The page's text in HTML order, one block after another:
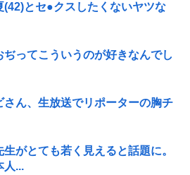
(42)とセ●クスしたくないヤツな
ぢってこういうのが好きなんでし
さん、生放送でリポーターの胸チ
がとても若く見えると話題に。
人...